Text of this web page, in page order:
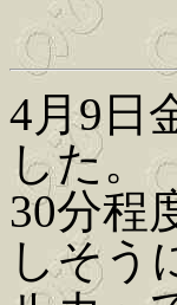
4月9日
した。
30分程
しそう